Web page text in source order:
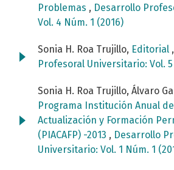
Problemas , Desarrollo
Vol. 4 Núm. 1 (2016)
Sonia H. Roa Trujillo, Editorial ,
Profesoral Universitario: Vol. 5
Sonia H. Roa Trujillo, Álvaro
Programa Institución Anual
Actualización y Formación
(PIACAFP) -2013 , Desarrollo
Universitario: Vol. 1 Núm. 1